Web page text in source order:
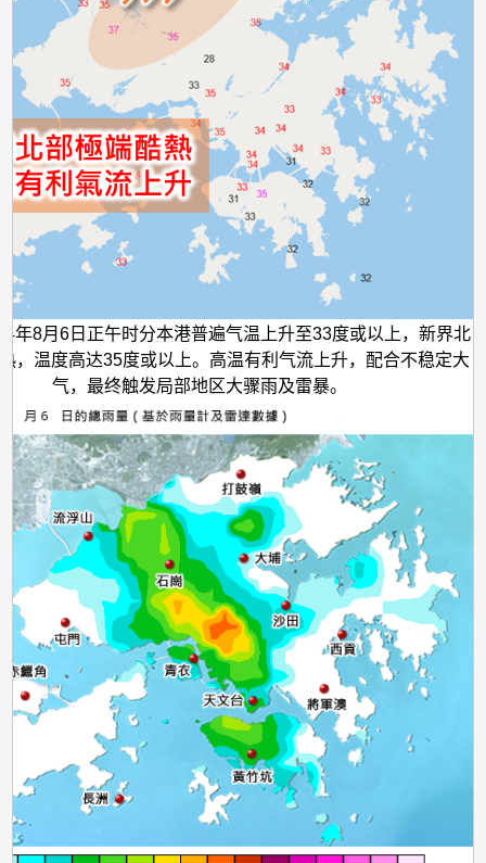
年8月6日正午时分本港普遍气温上升至33度或以上，新界北
，温度高达35度或以上。高温有利气流上升，配合不稳定大
气，最终触发局部地区大骤雨及雷暴。